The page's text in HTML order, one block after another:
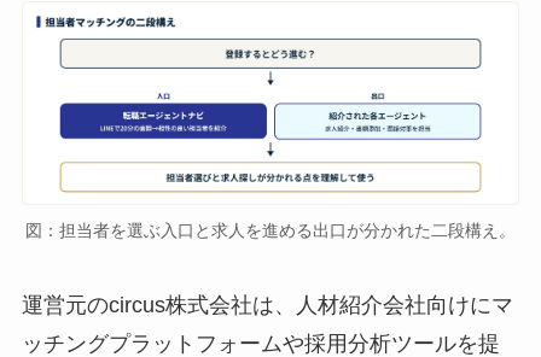
図：担当者を選ぶ入口と求人を進める出口が分かれた二段構え。
運営元のcircus株式会社は、人材紹介会社向けにマ
ッチングプラットフォームや採用分析ツールを提